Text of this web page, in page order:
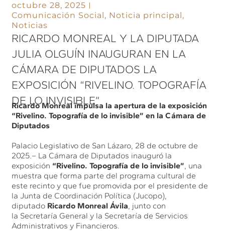
octubre 28, 2025
Comunicación Social, Noticia principal,
Noticias
RICARDO MONREAL Y LA DIPUTADA
JULIA OLGUÍN INAUGURAN EN LA
CÁMARA DE DIPUTADOS LA
EXPOSICIÓN “RIVELINO. TOPOGRAFÍA
DE LO INVISIBLE”
Ricardo Monreal impulsa la apertura de la exposición
“Rivelino. Topografía de lo invisible” en la Cámara de
Diputados
Palacio Legislativo de San Lázaro, 28 de octubre de
2025.– La Cámara de Diputados inauguró la
exposición “Rivelino. Topografía de lo invisible”, una
muestra que forma parte del programa cultural de
este recinto y que fue promovida por el presidente de
la Junta de Coordinación Política (Jucopo),
diputado Ricardo Monreal Ávila, junto con
la Secretaría General y la Secretaría de Servicios
Administrativos y Financieros.